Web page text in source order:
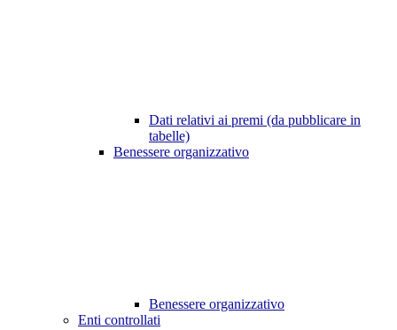
Dati relativi ai premi (da pubblicare in
tabelle)
Benessere organizzativo
Benessere organizzativo
Enti controllati